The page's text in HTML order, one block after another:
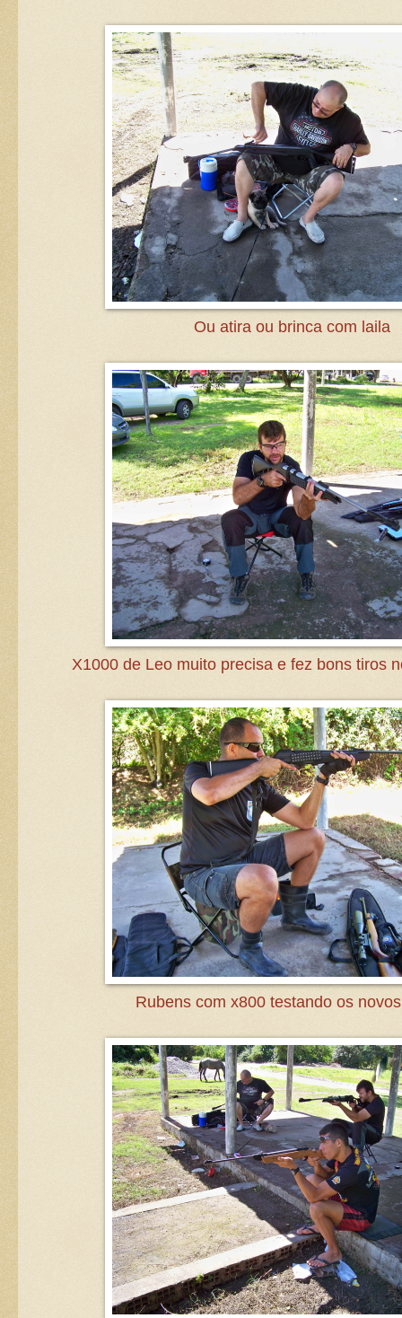
Ou atira ou brinca com laila
X1000 de Leo muito precisa e fez bons tiros
Rubens com x800 testando os